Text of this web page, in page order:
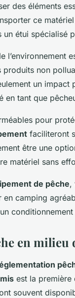
des éléments
ce
étui spécialisé
l’environnement
non
un impact
en tant que
pour
faciliteront
être une
matériel sans
de pêche,
camping
en milieu
est la première
souvent